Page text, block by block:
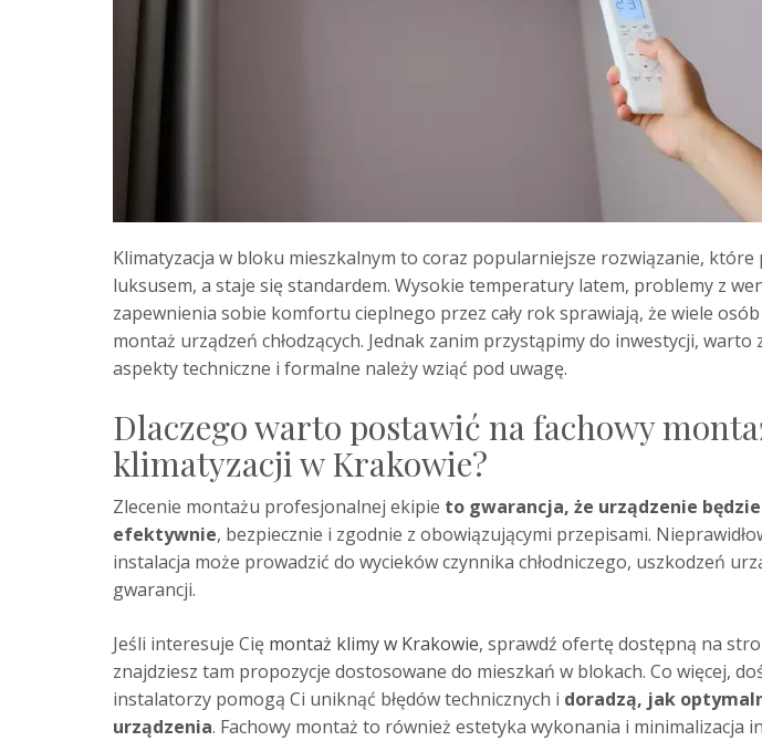
Klimatyzacja w bloku mieszkalnym to coraz popularniejsze rozwiązanie, które
luksusem, a staje się standardem. Wysokie temperatury latem, problemy z
zapewnienia sobie komfortu cieplnego przez cały rok sprawiają, że wiele
montaż urządzeń chłodzących. Jednak zanim przystąpimy do inwestycji, warto
aspekty techniczne i formalne należy wziąć pod uwagę.
Dlaczego warto postawić na fachowy
klimatyzacji w Krakowie?
Zlecenie montażu profesjonalnej ekipie to gwarancja, że urządzenie będzie
efektywnie, bezpiecznie i zgodnie z obowiązującymi przepisami.
instalacja może prowadzić do wycieków czynnika chłodniczego, uszkodzeń
gwarancji.
Jeśli interesuje Cię montaż klimy w Krakowie, sprawdź ofertę dostępną na
znajdziesz tam propozycje dostosowane do mieszkań w blokach. Co więcej,
instalatorzy pomogą Ci uniknąć błędów technicznych i doradzą, jak
urządzenia. Fachowy montaż to również estetyka wykonania i minimalizacja